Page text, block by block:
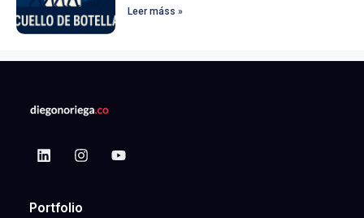
Leer máss »
Portfolio